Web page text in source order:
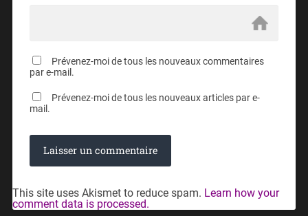
Prévenez-moi de tous les nouveaux commentaires
par e-mail.
Prévenez-moi de tous les nouveaux articles par e-
mail.
This site uses Akismet to reduce spam. Learn how your
comment data is processed.